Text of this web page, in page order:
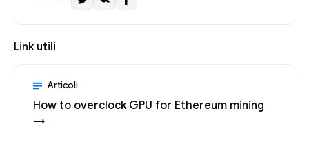
Link utili
Articoli
How to overclock GPU for Ethereum mining
→